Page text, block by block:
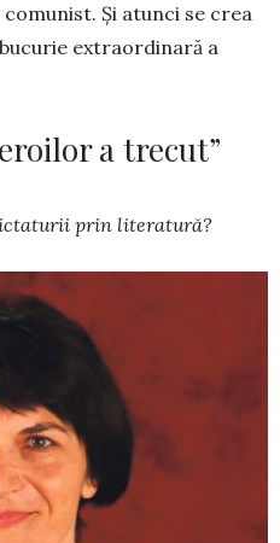
Și atunci se crea
extraor­dinară a
a trecut”
prin lite­ratură?